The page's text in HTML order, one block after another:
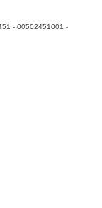
- 00502451001 -